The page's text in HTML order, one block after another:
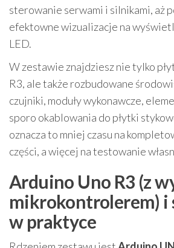
sterowanie serwami i silnikami, aż
efektowne wizualizacje na
LED.
W zestawie znajdziesz nie tylko
R3, ale także rozbudowane
czujniki, moduły wykonawcze,
sporo okablowania do płytki
oznacza to mniej czasu na
części, a więcej na testowanie
Arduino Uno R3 (z
mikrokontrolerem) i
w praktyce